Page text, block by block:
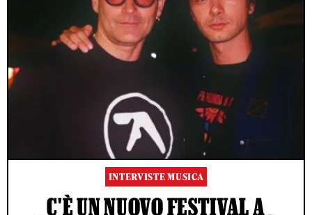
INTERVISTE MUSICA
C'È UN NUOVO FESTIVAL A